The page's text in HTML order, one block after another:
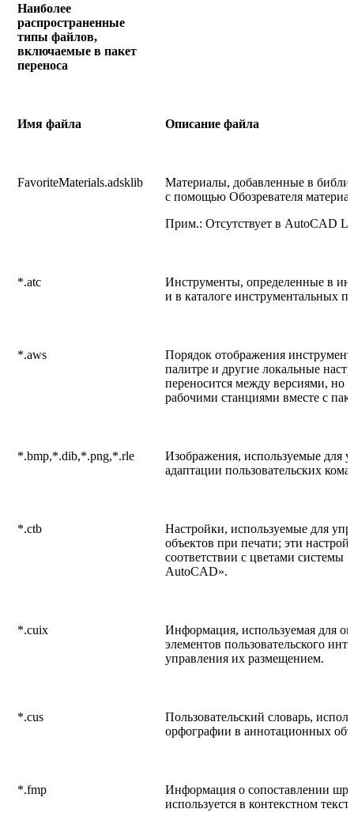
Наиболее
распространенные
типы файлов,
включаемые в пакет
переноса
Имя файла Описание файла
FavoriteMaterials.adsklib
Материалы, добавленные в
с помощью Обозревателя
Прим.: Отсутствует в AutoCAD
*.atc
Инструменты, определенные в
и в каталоге инструментальных
*.aws
Порядок отображения
палитре и другие локальные
переносится между версиями, но
рабочими станциями вместе с
*.bmp,*.dib,*.png,*.rle
Изображения, используемые для
адаптации пользовательских
*.ctb
Настройки, используемые для
объектов при печати; эти
соответствии с цветами системы
AutoCAD».
*.cuix
Информация, используемая для
элементов пользовательского
управления их размещением.
*.cus
Пользовательский словарь,
орфографии в аннотационных
*.fmp
Информация о сопоставлении
используется в контекстном